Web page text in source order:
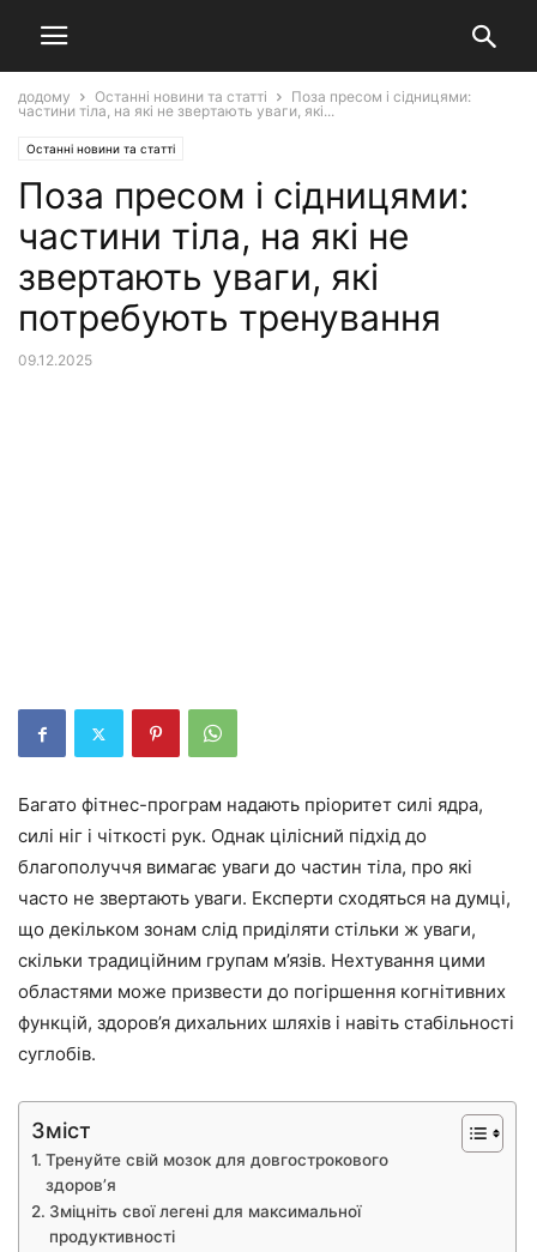
додому Останні новини та статті
Поза пресом і сідницями:
частини тіла, на які не звертають уваги, які...
Останні новини та статті
Поза пресом і сідницями:
частини тіла, на які не
звертають уваги, які
потребують тренування
09.12.2025
Багато фітнес-програм надають пріоритет силі ядра,
силі ніг і чіткості рук. Однак цілісний підхід до
благополуччя вимагає уваги до частин тіла, про які
часто не звертають уваги. Експерти сходяться на думці,
що декільком зонам слід приділяти стільки ж уваги,
скільки традиційним групам м’язів. Нехтування цими
областями може призвести до погіршення когнітивних
функцій, здоров’я дихальних шляхів і навіть стабільності
суглобів.
Зміст
Тренуйте свій мозок для довгострокового
здоров’я
Зміцніть свої легені для максимальної
продуктивності